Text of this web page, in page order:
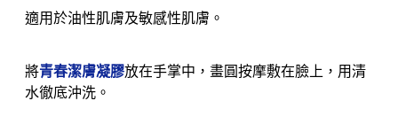
適用於油性肌膚及敏感性肌膚。
將青春潔膚凝膠放在手掌中，畫圓按摩敷在臉上，用清
水徹底沖洗。